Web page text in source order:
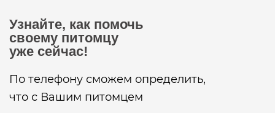
Узнайте, как помочь
своему питомцу
уже сейчас!
По телефону сможем определить,
что с Вашим питомцем